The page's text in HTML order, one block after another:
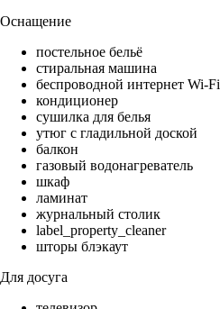
Оснащение
постельное бельё
стиральная машина
беспроводной интернет Wi-Fi
кондиционер
сушилка для белья
утюг с гладильной доской
балкон
газовый водонагреватель
шкаф
ламинат
журнальный столик
label_property_cleaner
шторы блэкаут
Для досуга